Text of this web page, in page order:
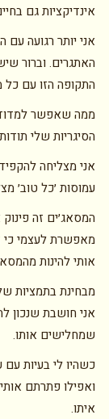
אינדיקציות גם
אני יותר רגועה עם
האתגרים. וברור
התקופה הזו עם כל
ממה שאפשר
הסיגריות שלי
אני מצליחה
עמוסות ׳כל טוב׳
המסאג׳ים זה
מאפשרת לעצמי כי
אותי להינות
מבחינת בתמציות
אני חושבת שנכון
שמחלישים אותו.
כשהיו לי בעיות
ואפילו פתרתם
איתו.